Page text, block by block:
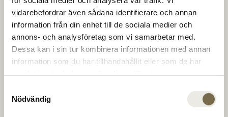
vidarebefordrar även sådana identifierare och annan
information från din enhet till de sociala medier och
annons- och analysföretag som vi samarbetar med.
Dessa kan i sin tur kombinera informationen med annan
information som du har tillhandahållit eller som de har
samlat in när du har använt deras tjänster.
Nödvändig
Golfinstruktør
Virksomhed
baner i topklasse. For at udvikle sig på et af
Europas bedste træningsanlæg. Til middag, en
drink eller en konference i klubhuset. For at
runde af, slappe af eller geare op. For nye
muligheder for uovertrufne møder. Hver dag.